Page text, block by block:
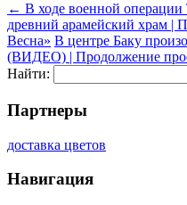
← В ходе военной
древний арамейский храм |
Весна» В центре Баку
(ВИДЕО) | Продолжение
Найти:
Партнеры
доставка цветов
Навигация